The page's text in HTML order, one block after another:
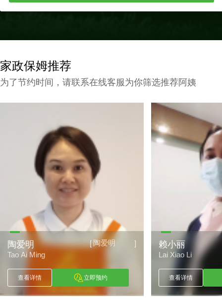
家政保姆推荐
为了节约时间，请联系在线客服为你筛选推荐阿姨
[陶爱明 ]
陶爱明
Tao Ai Ming
查看详情 立即预约
赖小丽
Lai Xiao Li
查看详情